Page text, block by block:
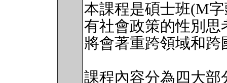
本課程是碩士班(M
有社會政策的性別
將會著重跨領域和
課程內容分為四大部